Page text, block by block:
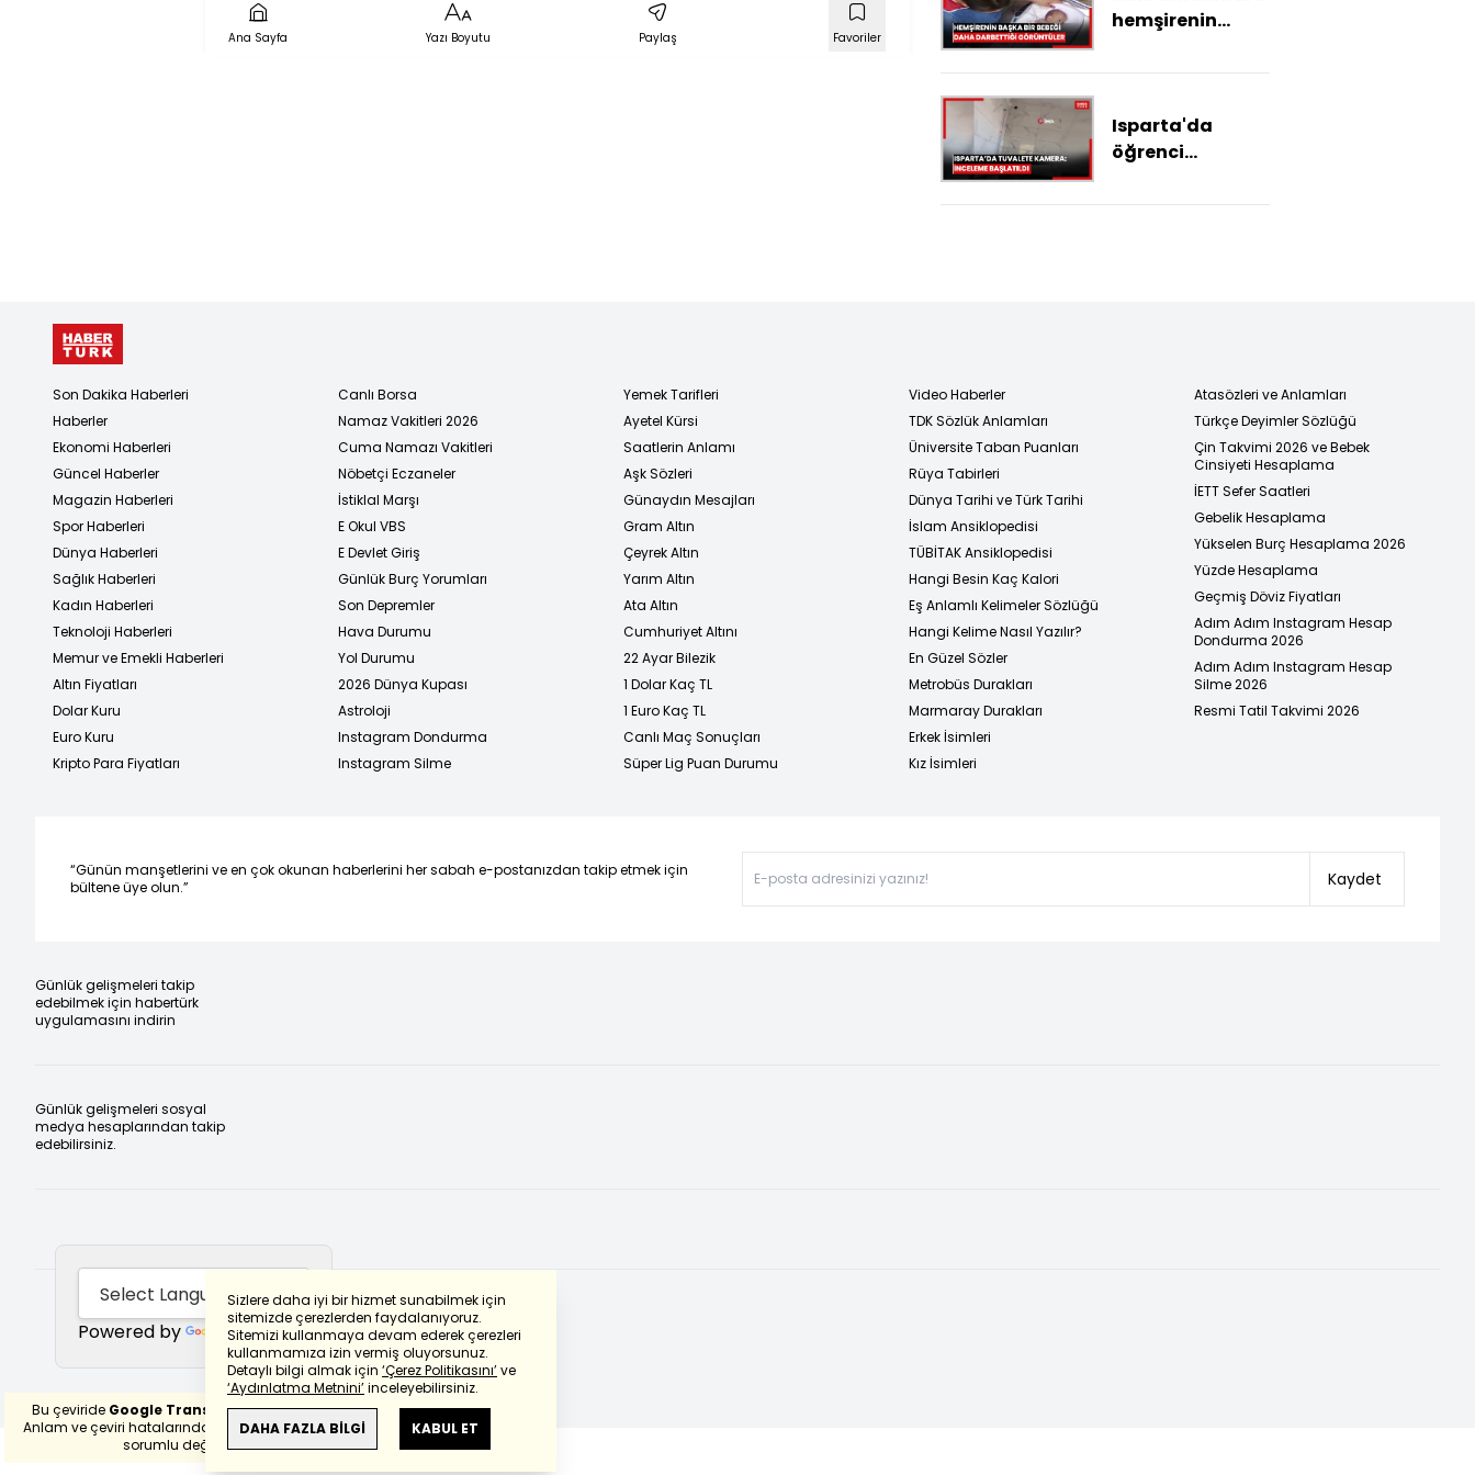
cenazeleri
yakınlarına
Ana Sayfa Yazı Boyutu Paylaş Favoriler
hemşirenin
daha darbettiği
ortaya çıktı
Isparta'da
öğrenci
kamera
Sizlere daha iyi bir hizmet sunabilmek için
sitemizde çerezlerden faydalanıyoruz.
Sitemizi kullanmaya devam ederek çerezleri
kullanmamıza izin vermiş oluyorsunuz.
Detaylı bilgi almak için ‘Çerez Politikasını’ve
‘Aydınlatma Metnini’inceleyebilirsiniz.
DAHA FAZLA BİLGİ KABUL ET
Son Dakika Haberleri
Haberler
Ekonomi Haberleri
Güncel Haberler
Magazin Haberleri
Spor Haberleri
Dünya Haberleri
Sağlık Haberleri
Kadın Haberleri
Teknoloji Haberleri
Memur ve Emekli Haberleri
Altın Fiyatları
Dolar Kuru
Euro Kuru
Kripto Para Fiyatları
Canlı Borsa
Namaz Vakitleri 2026
Cuma Namazı Vakitleri
Nöbetçi Eczaneler
İstiklal Marşı
E Okul VBS
E Devlet Giriş
Günlük Burç Yorumları
Son Depremler
Hava Durumu
Yol Durumu
2026 Dünya Kupası
Astroloji
Instagram Dondurma
Instagram Silme
Yemek Tarifleri
Ayetel Kürsi
Saatlerin Anlamı
Aşk Sözleri
Günaydın Mesajları
Gram Altın
Çeyrek Altın
Yarım Altın
Ata Altın
Cumhuriyet Altını
22 Ayar Bilezik
1 Dolar Kaç TL
1 Euro Kaç TL
Canlı Maç Sonuçları
Süper Lig Puan Durumu
Video Haberler
TDK Sözlük Anlamları
Üniversite Taban Puanları
Rüya Tabirleri
Dünya Tarihi ve Türk Tarihi
İslam Ansiklopedisi
TÜBİTAK Ansiklopedisi
Hangi Besin Kaç Kalori
Eş Anlamlı Kelimeler Sözlüğü
Hangi Kelime Nasıl Yazılır?
En Güzel Sözler
Metrobüs Durakları
Marmaray Durakları
Erkek İsimleri
Kız İsimleri
Atasözleri ve Anlamları
Türkçe Deyimler Sözlüğü
Çin Takvimi 2026 ve Bebek
Cinsiyeti Hesaplama
İETT Sefer Saatleri
Gebelik Hesaplama
Yükselen Burç Hesaplama 2026
Yüzde Hesaplama
Geçmiş Döviz Fiyatları
Adım Adım Instagram Hesap
Dondurma 2026
Adım Adım Instagram Hesap
Silme 2026
Resmi Tatil Takvimi 2026
“Günün manşetlerini ve en çok okunan haberlerini her sabah e-postanızdan takip etmek için
bültene üye olun.”
Kaydet
Günlük gelişmeleri takip
edebilmek için habertürk
uygulamasını indirin
Günlük gelişmeleri sosyal
medya hesaplarından takip
edebilirsiniz.
Powered by Translate
Bu çeviride Google Transletekullanılmıştır.
Anlam ve çeviri hatalarından
haberturk.com
sorumlu değildir.